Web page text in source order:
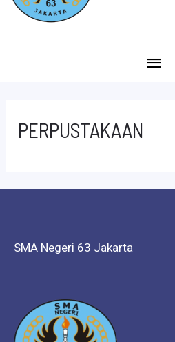
Menu
PERPUSTAKAAN
SMA Negeri 63 Jakarta